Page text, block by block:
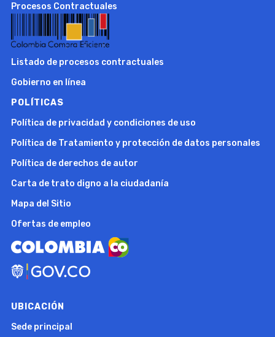
Procesos Contractuales
Listado de procesos contractuales
Gobierno en línea
POLÍTICAS
Política de privacidad y condiciones de uso
Política de Tratamiento y protección de datos personales
Política de derechos de autor
Carta de trato digno a la ciudadanía
Mapa del Sitio
Ofertas de empleo
UBICACIÓN
Sede principal